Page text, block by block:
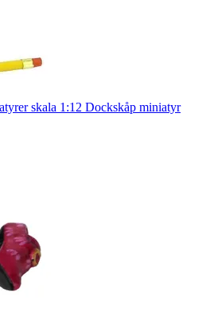
skala 1:12 Dockskåp miniatyr